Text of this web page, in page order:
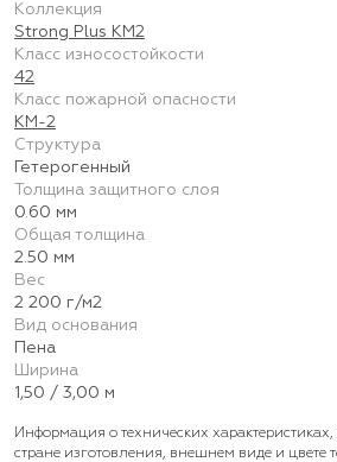
Коллекция
Strong Plus КМ2
Класс износостойкости
42
Класс пожарной опасности
КМ-2
Структура
Гетерогенный
Толщина защитного слоя
0.60 мм
Общая толщина
2.50 мм
Вес
2 200 г/м2
Вид основания
Пена
Ширина
1,50 / 3,00 м
Информация о технических характеристиках,
стране изготовления, внешнем виде и цвете